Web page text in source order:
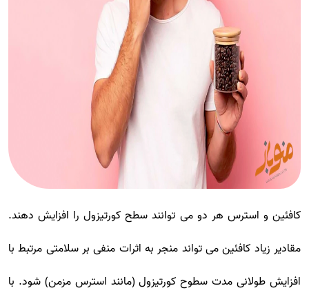
کافئین و استرس هر دو می توانند سطح کورتیزول را افزایش دهند.
مقادیر زیاد کافئین می تواند منجر به اثرات منفی بر سلامتی مرتبط با
افزایش طولانی مدت سطوح کورتیزول (مانند استرس مزمن) شود. با